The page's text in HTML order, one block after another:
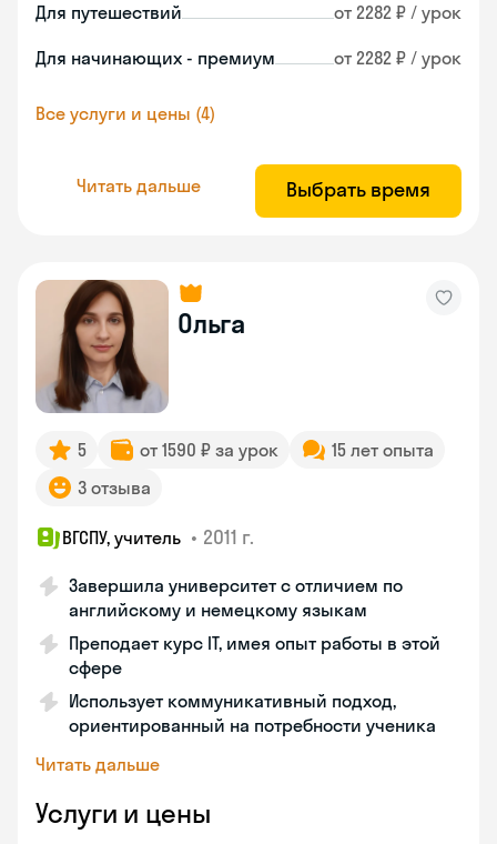
Для путешествий от 2282 ₽ / урок
Для начинающих - премиум от 2282 ₽ / урок
Все услуги и цены (4)
Читать дальше Выбрать время
Ольга
5 от 1590 ₽ за урок
15 лет опыта
3 отзыва
ВГСПУ, учитель • 2011 г.
Завершила университет с отличием по
английскому и немецкому языкам
Преподает курс IT, имея опыт работы в этой
сфере
Использует коммуникативный подход,
ориентированный на потребности ученика
Читать дальше
Услуги и цены